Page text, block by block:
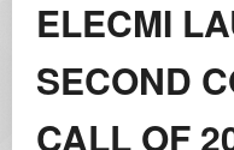
ELECMI
SECOND
CALL OF